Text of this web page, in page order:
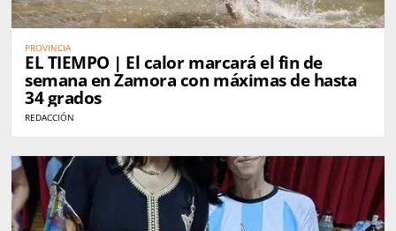
PROVINCIA
EL TIEMPO | El calor marcará el fin de
semana en Zamora con máximas de hasta
34 grados
REDACCIÓN